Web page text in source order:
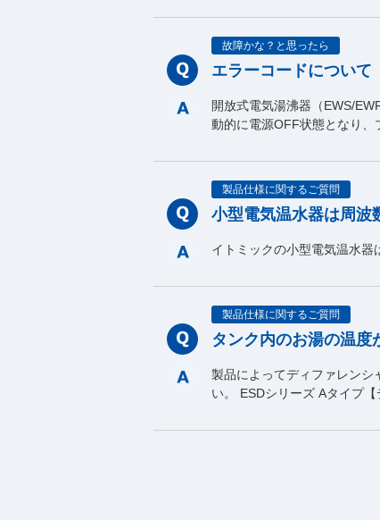
故障かな？と思ったら
エラーコードについて
開放式電気湯沸器（EWS/
動的に電源OFF状態となり、
製品仕様に関するご質問
小型電気温水器は周波
イトミックの小型電気温水器
製品仕様に関するご質問
タンク内のお湯の温度
製品によってディファレンシ
い。 ESDシリーズ Aタイプ